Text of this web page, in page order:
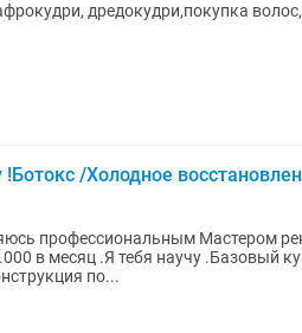
дредокудри,покупка
/Холодное
профессиональным Мастером
в месяц .Я тебя научу .Базовый
по...